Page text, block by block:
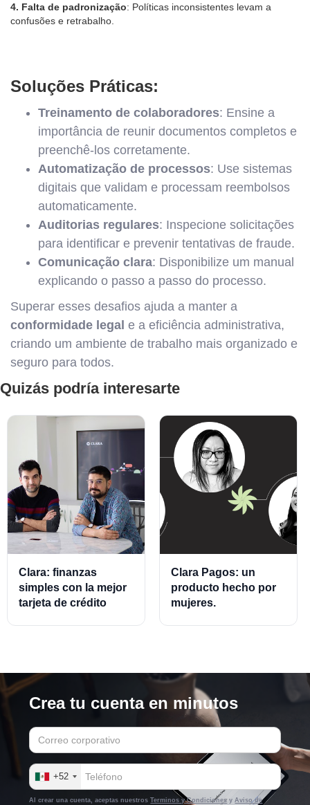
4. Falta de padronização: Políticas inconsistentes levam a
confusões e retrabalho.
Soluções Práticas:
Treinamento de colaboradores: Ensine a
importância de reunir documentos completos e
preenchê-los corretamente.
Automatização de processos: Use sistemas
digitais que validam e processam reembolsos
automaticamente.
Auditorias regulares: Inspecione solicitações
para identificar e prevenir tentativas de fraude.
Comunicação clara: Disponibilize um manual
explicando o passo a passo do processo.
Superar esses desafios ajuda a manter a
conformidade legal e a eficiência administrativa,
criando um ambiente de trabalho mais organizado e
seguro para todos.
Quizás podría interesarte
Clara: finanzas
simples con la mejor
tarjeta de crédito
Clara Pagos: un
producto hecho por
mujeres.
Crea tu cuenta en minutos
+52
Al crear una cuenta, aceptas nuestrosTerminos y CondicionesyAviso de